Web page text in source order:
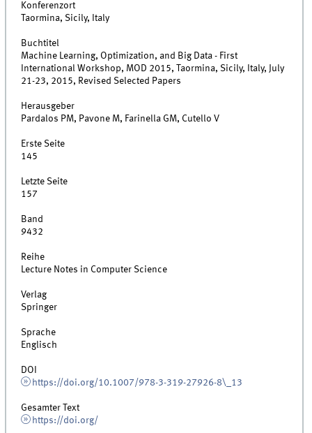
Konferenzort
Taormina, Sicily, Italy
Buchtitel
Machine Learning, Optimization, and Big Data - First
International Workshop, MOD 2015, Taormina, Sicily, Italy, July
21-23, 2015, Revised Selected Papers
Herausgeber
Pardalos PM, Pavone M, Farinella GM, Cutello V
Erste Seite
145
Letzte Seite
157
Band
9432
Reihe
Lecture Notes in Computer Science
Verlag
Springer
Sprache
Englisch
DOI
https://doi.org/10.1007/978-3-319-27926-8\_13
Gesamter Text
https://doi.org/